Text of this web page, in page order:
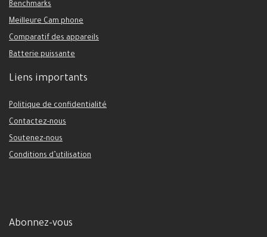
Benchmarks
Meilleure Cam phone
Comparatif des appareils
Batterie puissante
Liens importants
Politique de confidentialité
Contactez-nous
Soutenez-nous
Conditions d’utilisation
Abonnez-vous